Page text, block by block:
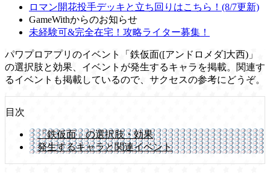
ロマン開花投手デッキと立ち回りはこちら！(8/7更新)
GameWithからのお知らせ
未経験可&完全在宅！攻略ライター募集！
パワプロアプリのイベント「鉄仮面([アンドロメダ]大西)」
の選択肢と効果、イベントが発生するキャラを掲載。関連す
るイベントも掲載しているので、サクセスの参考にどうぞ。
目次
「鉄仮面」の選択肢・効果
発生するキャラと関連イベント